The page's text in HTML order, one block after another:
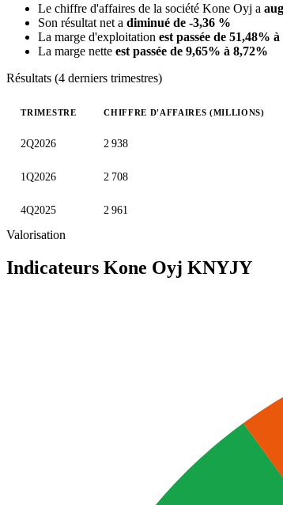
Le chiffre d'affaires de la société Kone Oyj a
Son résultat net a diminué de -3,36 %
La marge d'exploitation est passée de 51,48%
La marge nette est passée de 9,65% à 8,72%
Résultats (4 derniers trimestres)
TRIMESTRE CHIFFRE D'AFFAIRES (MILLIONS)
2Q2026 2 938
1Q2026 2 708
4Q2025 2 961
Valorisation
Indicateurs Kone Oyj KNYJY